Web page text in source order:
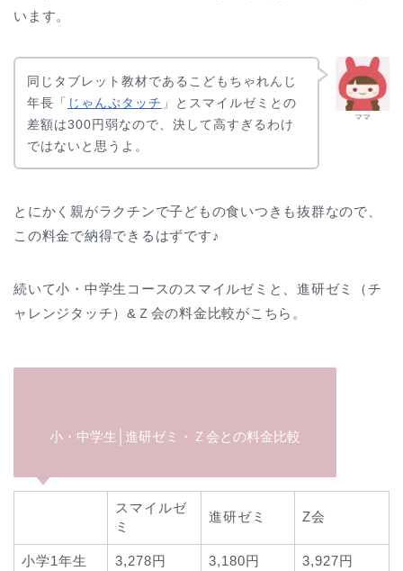
います。
ママ
同じタブレット教材であるこどもちゃれんじ
年長「 じゃんぷタッチ 」とスマイルゼミとの
差額は300円弱なので、決して高すぎるわけ
ではないと思うよ。
とにかく親がラクチンで子どもの食いつきも抜群なので、
この料金で納得できるはずです♪
続いて小・中学生コースのスマイルゼミと、進研ゼミ（チ
ャレンジタッチ）&Ｚ会の料金比較がこちら。
小・中学生│進研ゼミ・Ｚ会との料金比較
スマイルゼ
ミ
進研ゼミ Z会
小学1年生 3,278円 3,180円 3,927円